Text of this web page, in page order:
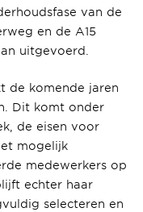
van de
en de A15
uitgevoerd.
de komende jaren
Dit komt onder
de eisen voor
mogelijk
medewerkers op
echter haar
selecteren en